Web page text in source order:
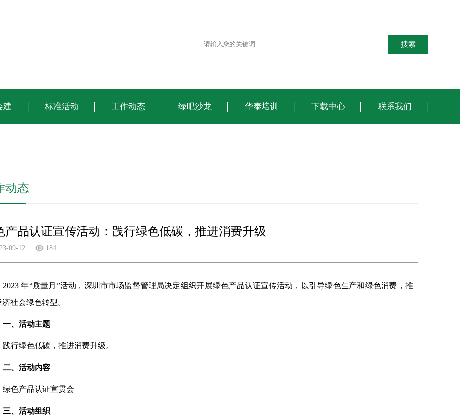
搜索
建 标准活动 工作动态 绿吧沙龙 华泰培训 下载中心 联系我们
动态
产品认证宣传活动：践行绿色低碳，推进消费升级
09-12 184
2023 年“质量月”活动，深圳市市场监督管理局决定组织开展绿色产品认证宣传活动，以引导绿色生产和绿色消费，推
济社会绿色转型。
一、活动主题
践行绿色低碳，推进消费升级。
二、活动内容
绿色产品认证宣贯会
三、活动组织